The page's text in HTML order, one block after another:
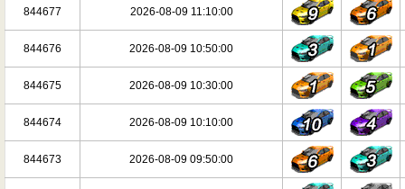
844677 2026-08-09 11:10:00
844676 2026-08-09 10:50:00
844675 2026-08-09 10:30:00
844674 2026-08-09 10:10:00
844673 2026-08-09 09:50:00